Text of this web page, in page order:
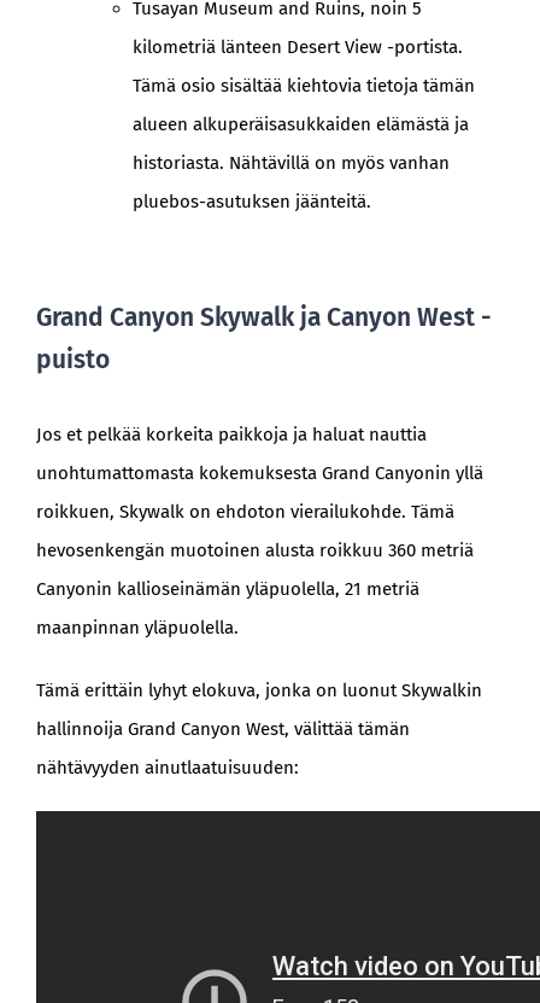
Tusayan Museum and Ruins, noin 5
kilometriä länteen Desert View -portista.
Tämä osio sisältää kiehtovia tietoja tämän
alueen alkuperäisasukkaiden elämästä ja
historiasta. Nähtävillä on myös vanhan
pluebos-asutuksen jäänteitä.
Grand Canyon Skywalk ja Canyon West -
puisto
Jos et pelkää korkeita paikkoja ja haluat nauttia
unohtumattomasta kokemuksesta Grand Canyonin yllä
roikkuen, Skywalk on ehdoton vierailukohde. Tämä
hevosenkengän muotoinen alusta roikkuu 360 metriä
Canyonin kallioseinämän yläpuolella, 21 metriä
maanpinnan yläpuolella.
Tämä erittäin lyhyt elokuva, jonka on luonut Skywalkin
hallinnoija Grand Canyon West, välittää tämän
nähtävyyden ainutlaatuisuuden: